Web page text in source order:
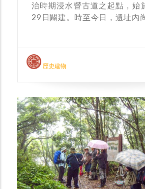
治時期浸水營古道之起點，始
29日闢建。時至今日，遺址內
營遺址主要作為崁頭警官駐在所
「入蕃許可」，經查驗後才可通
往歸化門。
歷史建物